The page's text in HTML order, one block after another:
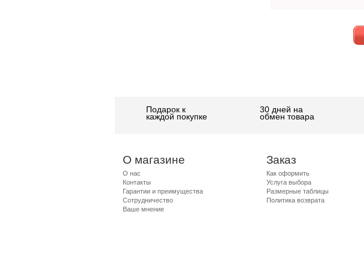
Подарок к
каждой покупке
30 дней на
обмен товара
О магазине
О нас
Контакты
Гарантии и преимущества
Сотрудничество
Ваше мнение
Заказ
Как оформить
Услуга выбора
Размерные таблицы
Политика возврата